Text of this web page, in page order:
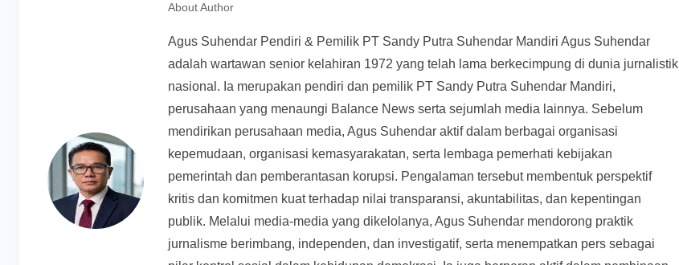
About Author
Agus Suhendar Pendiri & Pemilik PT Sandy Putra Suhendar Mandiri Agus Suhendar
adalah wartawan senior kelahiran 1972 yang telah lama berkecimpung di dunia jurnalistik
nasional. Ia merupakan pendiri dan pemilik PT Sandy Putra Suhendar Mandiri,
perusahaan yang menaungi Balance News serta sejumlah media lainnya. Sebelum
mendirikan perusahaan media, Agus Suhendar aktif dalam berbagai organisasi
kepemudaan, organisasi kemasyarakatan, serta lembaga pemerhati kebijakan
pemerintah dan pemberantasan korupsi. Pengalaman tersebut membentuk perspektif
kritis dan komitmen kuat terhadap nilai transparansi, akuntabilitas, dan kepentingan
publik. Melalui media-media yang dikelolanya, Agus Suhendar mendorong praktik
jurnalisme berimbang, independen, dan investigatif, serta menempatkan pers sebagai